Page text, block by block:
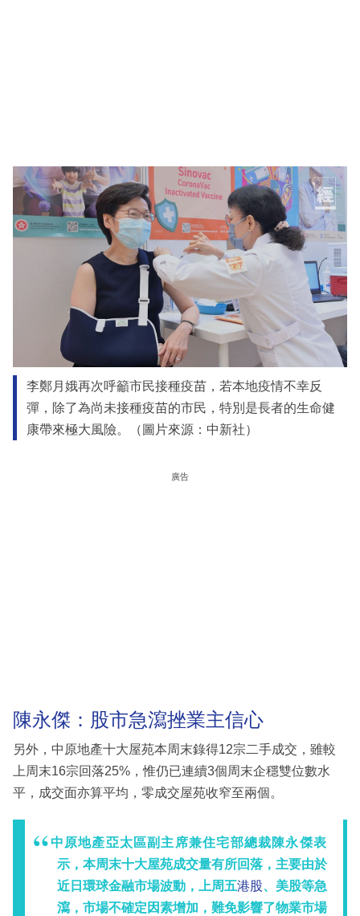
李鄭月娥再次呼籲市民接種疫苗，若本地疫情不幸反
彈，除了為尚未接種疫苗的市民，特別是長者的生命健
康帶來極大風險。（圖片來源：中新社）
廣告
陳永傑：股市急瀉挫業主信心
另外，中原地產十大屋苑本周末錄得12宗二手成交，雖較
上周末16宗回落25%，惟仍已連續3個周末企穩雙位數水
平，成交面亦算平均，零成交屋苑收窄至兩個。
中原地產亞太區副主席兼住宅部總裁陳永傑表
示，本周末十大屋苑成交量有所回落，主要由於
近日環球金融市場波動，上周五港股、美股等急
瀉，市場不確定因素增加，難免影響了物業市場